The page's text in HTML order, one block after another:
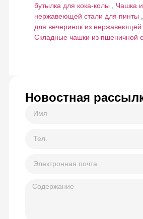
бутылка для кока-колы , Чашка
нержавеющей стали для пинты ,
для вечеринок из нержавеющей
Складные чашки из пшеничной
Новостная